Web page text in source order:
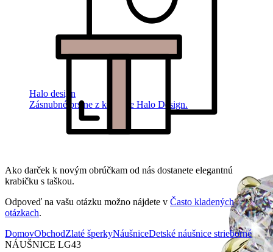
Halo design
Zásnubné prstne z kolekcie Halo Design.
Ako darček k novým obrúčkam od nás dostanete elegantnú
krabičku s taškou.
Odpoveď na vašu otázku možno nájdete v Často kladených
otázkach.
DomovObchodZlaté šperkyNáušniceDetské náušnice strieborné
NÁUŠNICE LG43